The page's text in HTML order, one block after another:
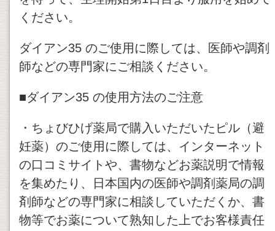
ください。
ダイアン35 のご使用に際しては、医師や調剤
師などの専門家にご相談ください。
■ダイアン35 の使用方法のご注意
・ちょびひげ薬局で購入いただいたピル（避
妊薬）のご使用に際しては、インターネット
の口コミサイトや、書物などお薬説明で情報
を集めたり、日本国内の医師や調剤薬局の調
剤師などの専門家に相談していただくか、書
物等でお薬について熟知した上でお客様責任